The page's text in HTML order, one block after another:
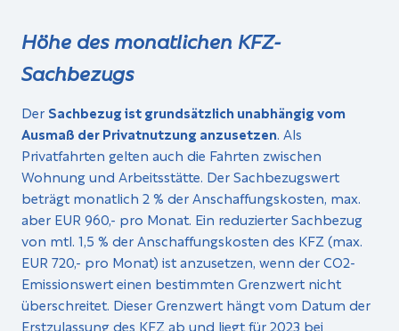
Höhe des monatlichen KFZ-
Sachbezugs
Der Sachbezug ist grundsätzlich unabhängig vom
Ausmaß der Privatnutzung anzusetzen. Als
Privatfahrten gelten auch die Fahrten zwischen
Wohnung und Arbeitsstätte. Der Sachbezugswert
beträgt monatlich 2 % der Anschaffungskosten, max.
aber EUR 960,- pro Monat. Ein reduzierter Sachbezug
von mtl. 1,5 % der Anschaffungskosten des KFZ (max.
EUR 720,- pro Monat) ist anzusetzen, wenn der CO2-
Emissionswert einen bestimmten Grenzwert nicht
überschreitet. Dieser Grenzwert hängt vom Datum der
Erstzulassung des KFZ ab und liegt für 2023 bei